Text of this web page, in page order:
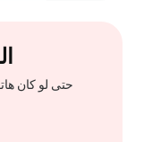
حتى لو كان